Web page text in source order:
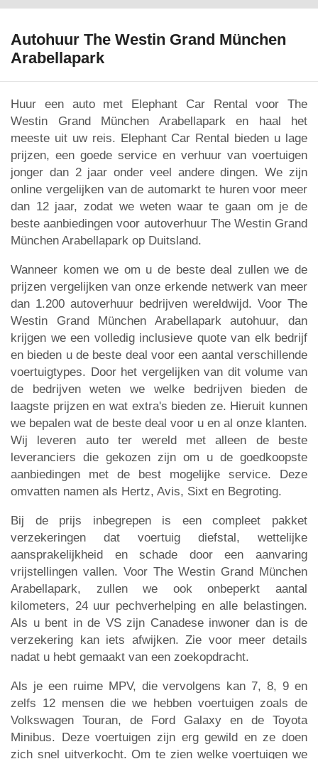
Autohuur The Westin Grand München
Arabellapark
Huur een auto met Elephant Car Rental voor The
Westin Grand München Arabellapark en haal het
meeste uit uw reis. Elephant Car Rental bieden u lage
prijzen, een goede service en verhuur van voertuigen
jonger dan 2 jaar onder veel andere dingen. We zijn
online vergelijken van de automarkt te huren voor meer
dan 12 jaar, zodat we weten waar te gaan om je de
beste aanbiedingen voor autoverhuur The Westin Grand
München Arabellapark op Duitsland.
Wanneer komen we om u de beste deal zullen we de
prijzen vergelijken van onze erkende netwerk van meer
dan 1.200 autoverhuur bedrijven wereldwijd. Voor The
Westin Grand München Arabellapark autohuur, dan
krijgen we een volledig inclusieve quote van elk bedrijf
en bieden u de beste deal voor een aantal verschillende
voertuigtypes. Door het vergelijken van dit volume van
de bedrijven weten we welke bedrijven bieden de
laagste prijzen en wat extra's bieden ze. Hieruit kunnen
we bepalen wat de beste deal voor u en al onze klanten.
Wij leveren auto ter wereld met alleen de beste
leveranciers die gekozen zijn om u de goedkoopste
aanbiedingen met de best mogelijke service. Deze
omvatten namen als Hertz, Avis, Sixt en Begroting.
Bij de prijs inbegrepen is een compleet pakket
verzekeringen dat voertuig diefstal, wettelijke
aansprakelijkheid en schade door een aanvaring
vrijstellingen vallen. Voor The Westin Grand München
Arabellapark, zullen we ook onbeperkt aantal
kilometers, 24 uur pechverhelping en alle belastingen.
Als u bent in de VS zijn Canadese inwoner dan is de
verzekering kan iets afwijken. Zie voor meer details
nadat u hebt gemaakt van een zoekopdracht.
Als je een ruime MPV, die vervolgens kan 7, 8, 9 en
zelfs 12 mensen die we hebben voertuigen zoals de
Volkswagen Touran, de Ford Galaxy en de Toyota
Minibus. Deze voertuigen zijn erg gewild en ze doen
zich snel uitverkocht. Om te zien welke voertuigen we